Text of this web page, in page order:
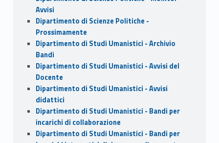
Avvisi
Dipartimento di Scienze Politiche -
Prossimamente
Dipartimento di Studi Umanistici - Archivio
Bandi
Dipartimento di Studi Umanistici - Avvisi del
Docente
Dipartimento di Studi Umanistici - Avvisi
didattici
Dipartimento di Studi Umanistici - Bandi per
incarichi di collaborazione
Dipartimento di Studi Umanistici - Bandi per